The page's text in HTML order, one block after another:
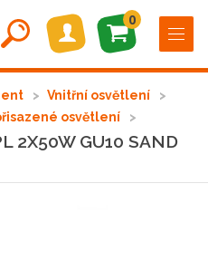
0
Vnitřní osvětlení
osvětlení
2X50W GU10 SAND